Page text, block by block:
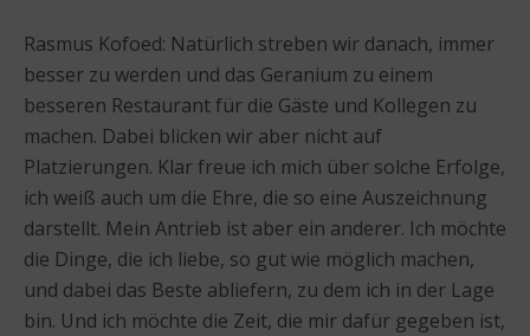
Rasmus Kofoed: Natürlich streben wir danach, immer
besser zu werden und das Geranium zu einem
besseren Restaurant für die Gäste und Kollegen zu
machen. Dabei blicken wir aber nicht auf
Platzierungen. Klar freue ich mich über solche Erfolge,
ich weiß auch um die Ehre, die so eine Auszeichnung
darstellt. Mein Antrieb ist aber ein anderer. Ich möchte
die Dinge, die ich liebe, so gut wie möglich machen,
und dabei das Beste abliefern, zu dem ich in der Lage
bin. Und ich möchte die Zeit, die mir dafür gegeben ist,